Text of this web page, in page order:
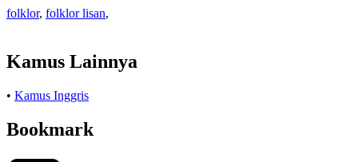
folklor, folklor lisan,
Kamus Lainnya
• Kamus Inggris
Bookmark